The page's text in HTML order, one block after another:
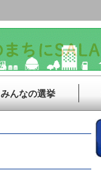
みんなの選挙